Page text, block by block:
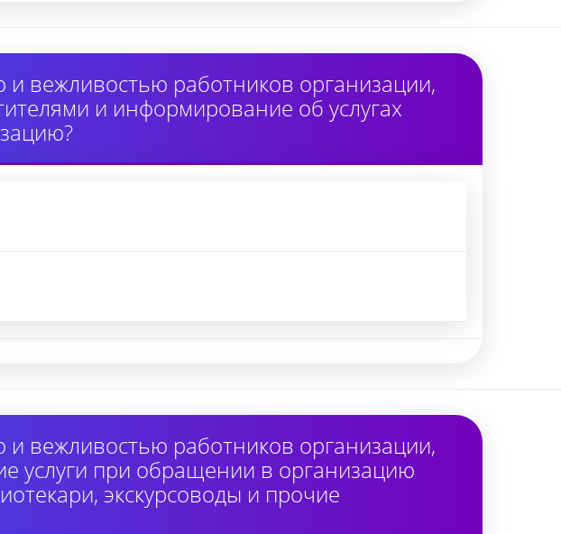
вежливостью работников организации,
и информирование об услугах
вежливостью работников организации,
услуги при обращении в организацию
экскурсоводы и прочие